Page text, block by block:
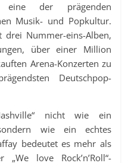
eine der prägenden
Musik- und Popkultur.
drei Nummer-eins-Alben,
über einer Million
Arena-Konzerten zu
Deutschpop-
nicht wie ein
wie ein echtes
bedeutet es mehr als
love Rock’n’Roll“-